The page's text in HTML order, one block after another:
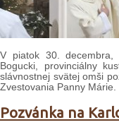
V piatok 30. decembra,
Bogucki, provinciálny
slávnostnej svätej omši
Zvestovania Panny Márie.
Pozvánka na